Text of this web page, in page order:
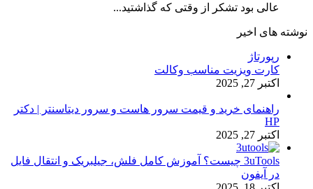
عالی بود تشکر از وقتی که گذاشتید...
نوشته های اخیر
رپورتاژ
کارت ویزیت مناسب وکالت
اکتبر 27, 2025
راهنمای خرید و قیمت سرور هاست و سرور دیتاسنتر | دکتر
HP
اکتبر 27, 2025
3uTools چیست؟ آموزش کامل فلش، جیلبریک و انتقال فایل
در آیفون